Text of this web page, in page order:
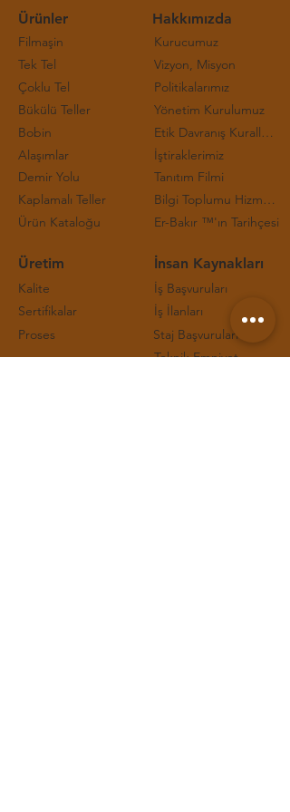
Ürünler
Filmaşin
Tek Tel
Çoklu Tel
Bükülü Teller
Bobin
Alaşımlar
Demir Yolu
Kaplamalı Teller
Ürün Kataloğu
Hakkımızda
Kurucumuz
Vizyon, Misyon
Politikalarımız
Yönetim Kurulumuz
Etik Davranış Kuralları ve Çalışma Prensipleri
İştiraklerimiz
Tanıtım Filmi
Bilgi Toplumu Hizmetleri
Er-Bakır ™'ın Tarihçesi
Üretim
Kalite
Sertifikalar
Proses
İnsan Kaynakları
İş Başvuruları
İş İlanları
Staj Başvuruları
Teknik Emniyet